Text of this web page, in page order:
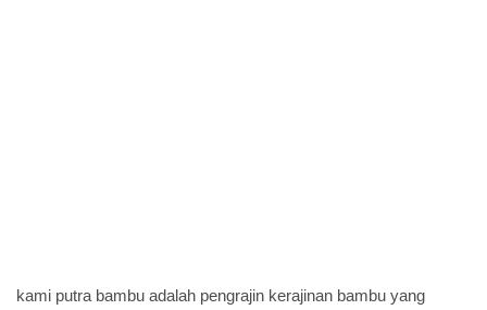
kami putra bambu adalah pengrajin kerajinan bambu yang